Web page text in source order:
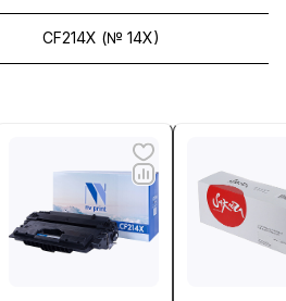
CF214X (№ 14X)